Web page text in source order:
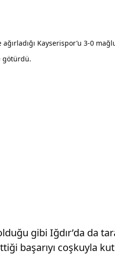
ağırladığı Kayserispor’u 3-0
götürdü.
gibi Iğdır’da da
başarıyı